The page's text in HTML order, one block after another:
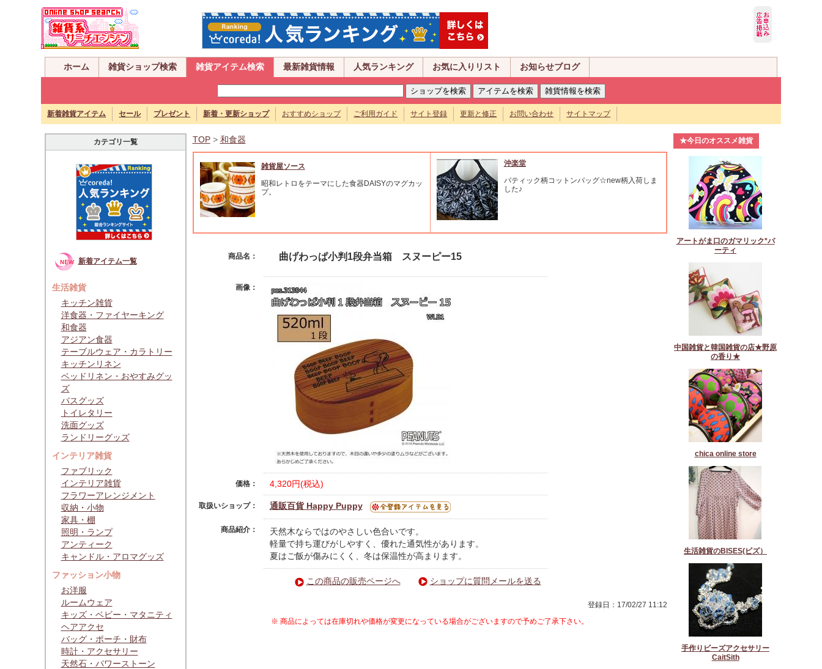
ホーム 雑貨ショップ検索 雑貨アイテム検索 最新雑貨情報 人気ランキング お気に入りリスト お知らせブログ
新着雑貨アイテム セール プレゼント 新着・更新ショップ おすすめショップ ご利用ガイド サイト登録 更新と修正 お問い合わせ サイトマップ
カテゴリ一覧
新着アイテム一覧
生活雑貨
キッチン雑貨
洋食器・ファイヤーキング
和食器
アジアン食器
テーブルウェア・カラトリー
キッチンリネン
ベッドリネン・おやすみグッ
ズ
バスグッズ
トイレタリー
洗面グッズ
ランドリーグッズ
インテリア雑貨
ファブリック
インテリア雑貨
フラワーアレンジメント
収納・小物
家具・棚
照明・ランプ
アンティーク
キャンドル・アロマグッズ
ファッション小物
お洋服
ルームウェア
キッズ・ベビー・マタニティ
ヘアアクセ
バッグ・ポーチ・財布
時計・アクセサリー
天然石・パワーストーン
TOP> 和食器
雑貨屋ソース
昭和レトロをテーマにした食器DAISYのマグカッ
プ。
沖楽堂
バティック柄コットンバッグ☆new柄入荷しま
した♪
商品名： 曲げわっぱ小判1段弁当箱 スヌーピー15
画像：
価格： 4,320円(税込)
取扱いショップ： 通販百貨 Happy Puppy
商品紹介：
天然木ならではのやさしい色合いです。
軽量で持ち運びがしやすく、優れた通気性があります。
夏はご飯が傷みにくく、冬は保温性が高まります。
この商品の販売ページへ ショップに質問メールを送る
登録日：17/02/27 11:12
※ 商品によっては在庫切れや価格が変更になっている場合がございますので予めご了承下さい。
★今日のオススメ雑貨
アートがま口のガマリック*パ
ーティ
中国雑貨と韓国雑貨の店★野原
の香り★
chica online store
生活雑貨のBISES(ビズ）
手作りビーズアクセサリー
CaitSith